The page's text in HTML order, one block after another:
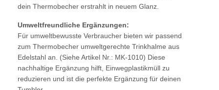
dein Thermobecher erstrahlt in neuem Glanz.
Umweltfreundliche Ergänzungen:
Für umweltbewusste Verbraucher bieten wir passend
zum Thermobecher umweltgerechte Trinkhalme aus
Edelstahl an. (Siehe Artikel Nr.: MK-1010) Diese
nachhaltige Ergänzung hilft, Einwegplastikmüll zu
reduzieren und ist die perfekte Ergänzung für deinen